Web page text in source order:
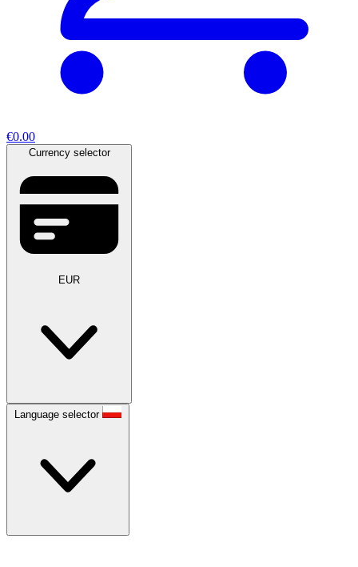
€0.00
Currency selector
EUR
Language selector